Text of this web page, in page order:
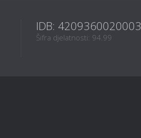
IDB: 4209360020003
Šifra djelatnosti: 94.99